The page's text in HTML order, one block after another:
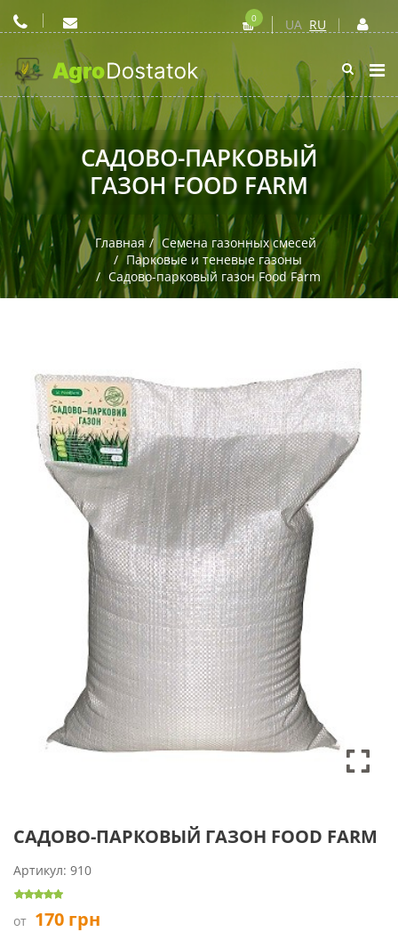
UA RU
0
САДОВО-ПАРКОВЫЙ
ГАЗОН FOOD FARM
Главная
Семена газонных смесей
Парковые и теневые газоны
Садово-парковый газон Food Farm
САДОВО-ПАРКОВЫЙ ГАЗОН FOOD FARM
Артикул: 910
от 170 грн